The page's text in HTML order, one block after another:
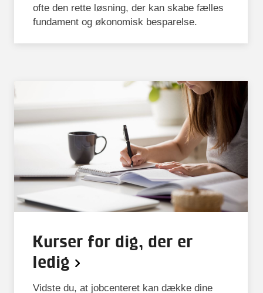
ofte den rette løsning, der kan skabe fælles
fundament og økonomisk besparelse.
Kurser for dig, der er
ledig
Vidste du, at jobcenteret kan dække dine